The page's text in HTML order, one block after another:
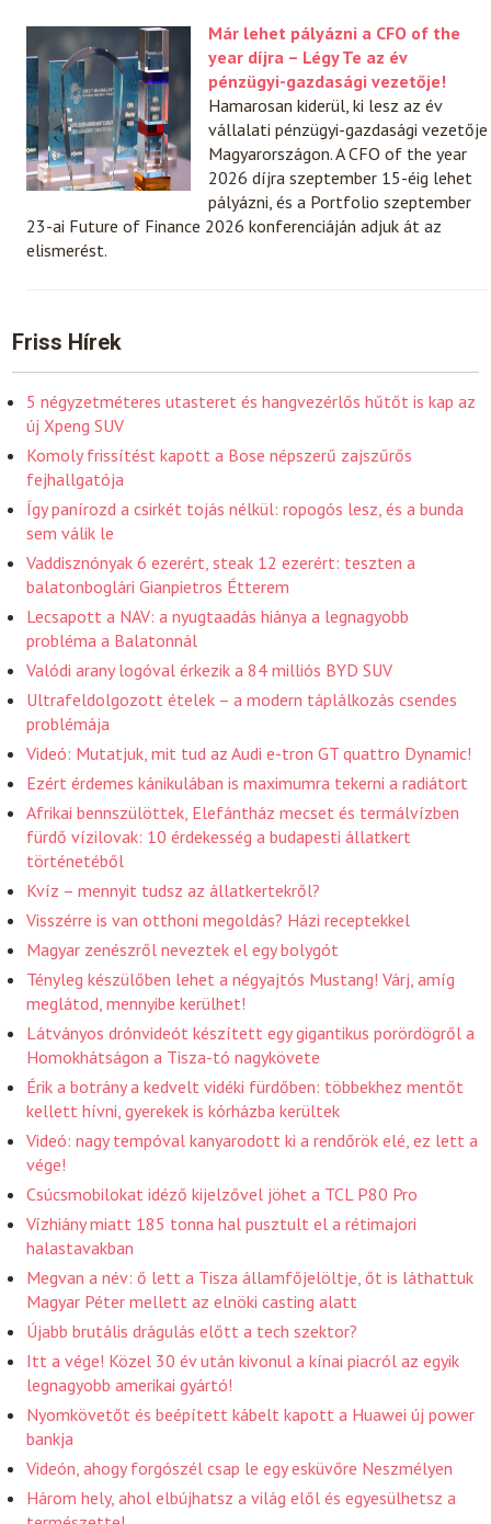
Már lehet pályázni a CFO of the
year díjra – Légy Te az év
pénzügyi-gazdasági vezetője!
Hamarosan kiderül, ki lesz az év
vállalati pénzügyi-gazdasági vezetője
Magyarországon. A CFO of the year
2026 díjra szeptember 15-éig lehet
pályázni, és a Portfolio szeptember
23-ai Future of Finance 2026 konferenciáján adjuk át az
elismerést.
Friss Hírek
5 négyzetméteres utasteret és hangvezérlős hűtőt is kap az
új Xpeng SUV
Komoly frissítést kapott a Bose népszerű zajszűrős
fejhallgatója
Így panírozd a csirkét tojás nélkül: ropogós lesz, és a bunda
sem válik le
Vaddisznónyak 6 ezerért, steak 12 ezerért: teszten a
balatonboglári Gianpietros Étterem
Lecsapott a NAV: a nyugtaadás hiánya a legnagyobb
probléma a Balatonnál
Valódi arany logóval érkezik a 84 milliós BYD SUV
Ultrafeldolgozott ételek – a modern táplálkozás csendes
problémája
Videó: Mutatjuk, mit tud az Audi e-tron GT quattro Dynamic!
Ezért érdemes kánikulában is maximumra tekerni a radiátort
Afrikai bennszülöttek, Elefántház mecset és termálvízben
fürdő vízilovak: 10 érdekesség a budapesti állatkert
történetéből
Kvíz – mennyit tudsz az állatkertekről?
Visszérre is van otthoni megoldás? Házi receptekkel
Magyar zenészről neveztek el egy bolygót
Tényleg készülőben lehet a négyajtós Mustang! Várj, amíg
meglátod, mennyibe kerülhet!
Látványos drónvideót készített egy gigantikus porördögről a
Homokhátságon a Tisza-tó nagykövete
Érik a botrány a kedvelt vidéki fürdőben: többekhez mentőt
kellett hívni, gyerekek is kórházba kerültek
Videó: nagy tempóval kanyarodott ki a rendőrök elé, ez lett a
vége!
Csúcsmobilokat idéző kijelzővel jöhet a TCL P80 Pro
Vízhiány miatt 185 tonna hal pusztult el a rétimajori
halastavakban
Megvan a név: ő lett a Tisza államfőjelöltje, őt is láthattuk
Magyar Péter mellett az elnöki casting alatt
Újabb brutális drágulás előtt a tech szektor?
Itt a vége! Közel 30 év után kivonul a kínai piacról az egyik
legnagyobb amerikai gyártó!
Nyomkövetőt és beépített kábelt kapott a Huawei új power
bankja
Videón, ahogy forgószél csap le egy esküvőre Neszmélyen
Három hely, ahol elbújhatsz a világ elől és egyesülhetsz a